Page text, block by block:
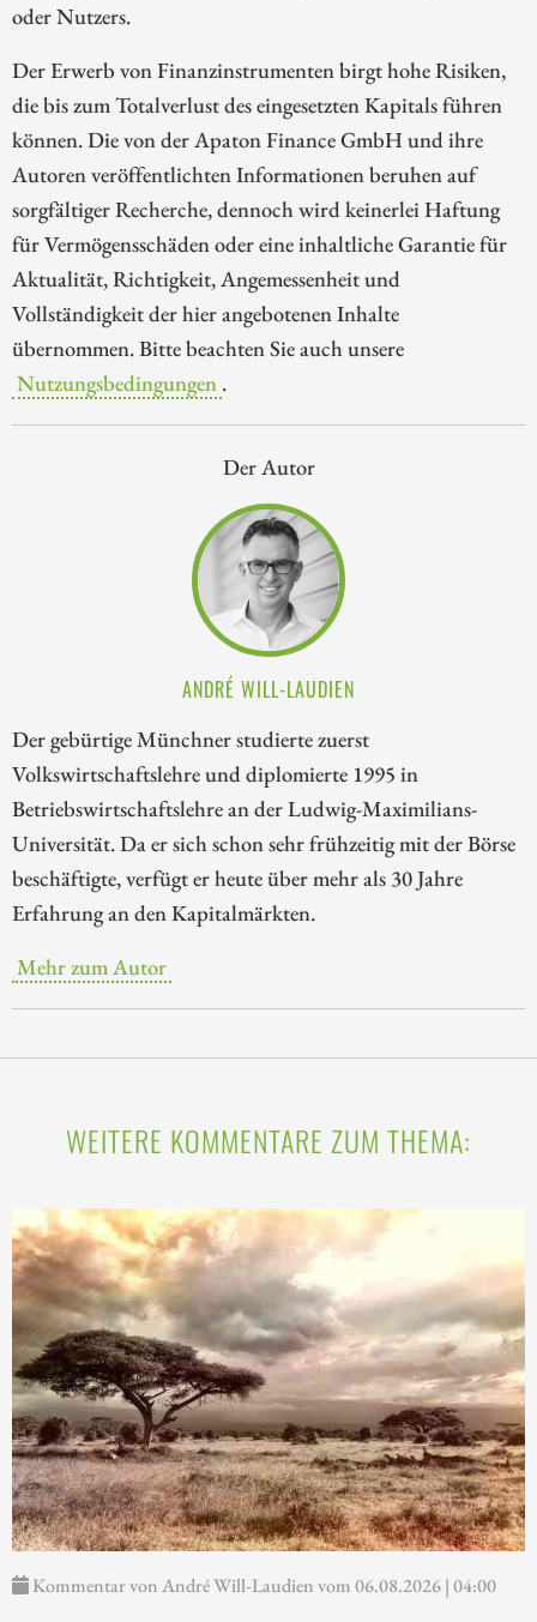
oder Nutzers.
Der Erwerb von Finanzinstrumenten birgt hohe Risiken,
die bis zum Totalverlust des eingesetzten Kapitals führen
können. Die von der Apaton Finance GmbH und ihre
Autoren veröffentlichten Informationen beruhen auf
sorgfältiger Recherche, dennoch wird keinerlei Haftung
für Vermögensschäden oder eine inhaltliche Garantie für
Aktualität, Richtigkeit, Angemessenheit und
Vollständigkeit der hier angebotenen Inhalte
übernommen. Bitte beachten Sie auch unsere
Nutzungsbedingungen .
Der Autor
ANDRÉ WILL-LAUDIEN
Der gebürtige Münchner studierte zuerst
Volkswirtschaftslehre und diplomierte 1995 in
Betriebswirtschaftslehre an der Ludwig-Maximilians-
Universität. Da er sich schon sehr frühzeitig mit der Börse
beschäftigte, verfügt er heute über mehr als 30 Jahre
Erfahrung an den Kapitalmärkten.
Mehr zum Autor
WEITERE KOMMENTARE ZUM THEMA:
Kommentar von André Will-Laudien vom 06.08.2026 | 04:00